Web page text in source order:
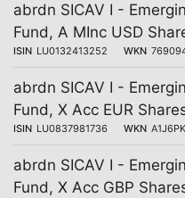
abrdn SICAV I -
Fund, A MInc USD
ISIN LU0132413252 WKN
abrdn SICAV I -
Fund, X Acc EUR
ISIN LU0837981736 WKN A1J6PK
abrdn SICAV I -
Fund, X Acc GBP